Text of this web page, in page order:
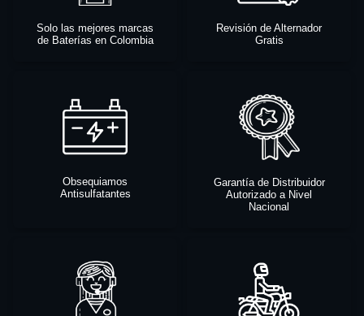
Solo las mejores marcas
de Baterías en Colombia
Revisión de Alternador
Gratis
Obsequiamos
Antisulfatantes
Garantía de Distribuidor
Autorizado a Nivel
Nacional